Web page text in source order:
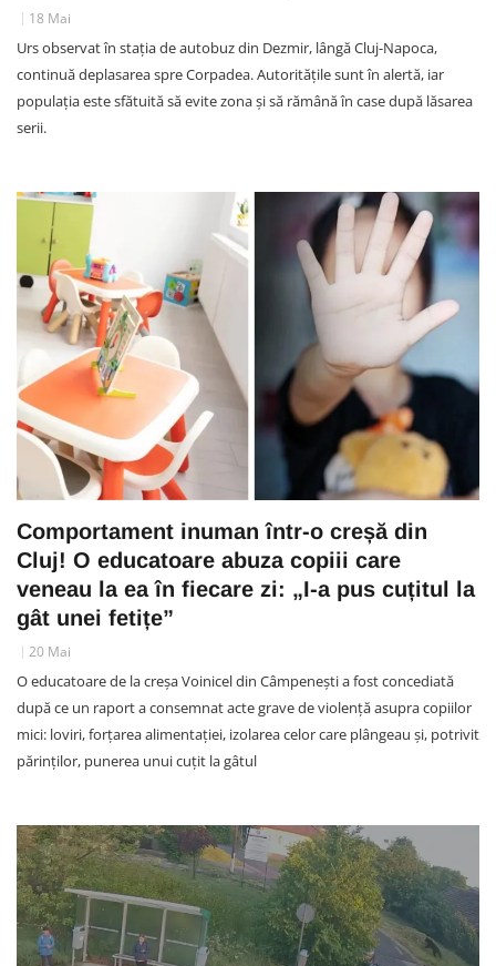
18 Mai
Urs observat în stația de autobuz din Dezmir, lângă Cluj-Napoca,
continuă deplasarea spre Corpadea. Autoritățile sunt în alertă, iar
populația este sfătuită să evite zona și să rămână în case după lăsarea
serii.
Comportament inuman într-o creșă din
Cluj! O educatoare abuza copiii care
veneau la ea în fiecare zi: „I-a pus cuțitul la
gât unei fetițe”
20 Mai
O educatoare de la creșa Voinicel din Câmpenești a fost concediată
după ce un raport a consemnat acte grave de violență asupra copiilor
mici: loviri, forțarea alimentației, izolarea celor care plângeau și, potrivit
părinților, punerea unui cuțit la gâtul